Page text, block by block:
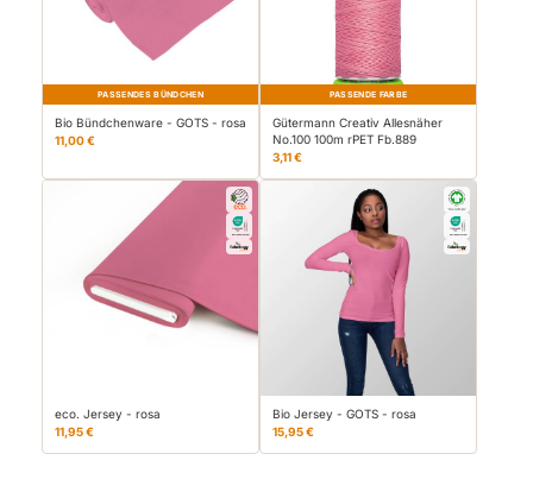
PASSENDES BÜNDCHEN
Bio Bündchenware - GOTS - rosa
11,00 €
PASSENDE FARBE
Gütermann Creativ Allesnäher
No.100 100m rPET Fb.889
3,11 €
eco. Jersey - rosa
11,95 €
Bio Jersey - GOTS - rosa
15,95 €